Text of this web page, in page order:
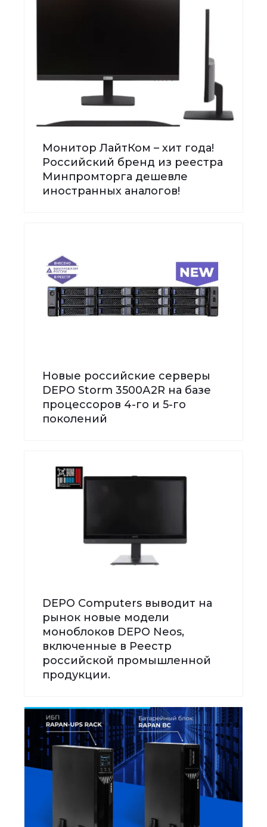
Монитор ЛайтКом – хит года!
Российский бренд из реестра
Минпромторга дешевле
иностранных аналогов!
Новые российские серверы
DEPO Storm 3500А2R на базе
процессоров 4-го и 5-го
поколений
DEPO Computers выводит на
рынок новые модели
моноблоков DEPO Neos,
включенные в Реестр
российской промышленной
продукции.